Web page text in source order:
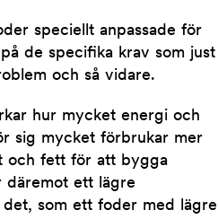
speciellt anpassade för
de specifika krav som just
och så vidare.
hur mycket energi och
sig mycket förbrukar mer
och fett för att bygga
däremot ett lägre
som ett foder med lägre